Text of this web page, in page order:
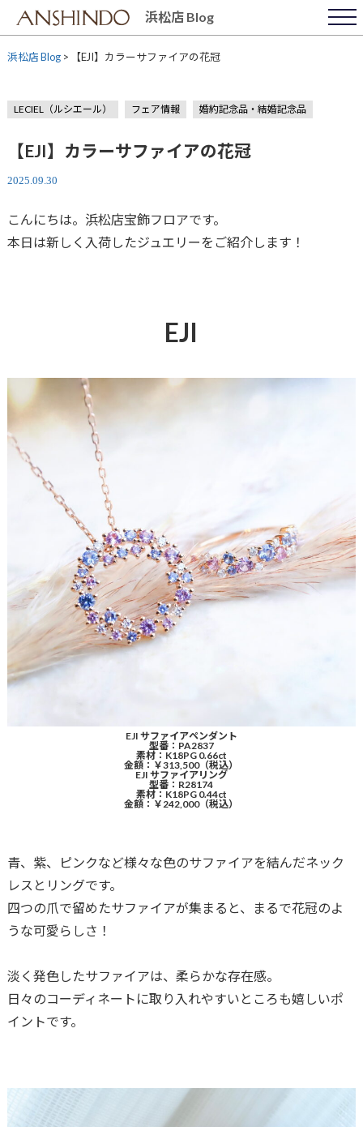
content
浜松店 Blog
浜松店 Blog> 【EJI】カラーサファイアの花冠
LECIEL（ルシエール） フェア情報 婚約記念品・結婚記念品
【EJI】カラーサファイアの花冠
2025.09.30
こんにちは。浜松店宝飾フロアです。
本日は新しく入荷したジュエリーをご紹介します！
EJI
EJI サファイアペンダント
型番：PA2837
素材：K18PG 0.66ct
金額：￥313,500（税込）
EJI サファイアリング
型番：R28174
素材：K18PG 0.44ct
金額：￥242,000（税込）
青、紫、ピンクなど様々な色のサファイアを結んだネック
レスとリングです。
四つの爪で留めたサファイアが集まると、まるで花冠のよ
うな可愛らしさ！
淡く発色したサファイアは、柔らかな存在感。
日々のコーディネートに取り入れやすいところも嬉しいポ
イントです。